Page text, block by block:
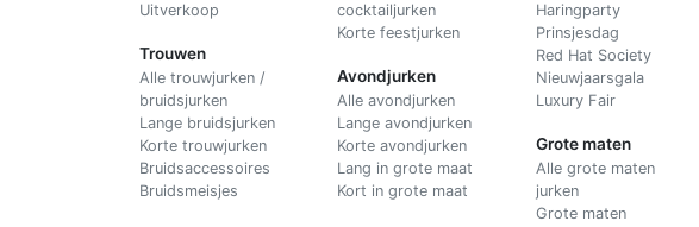
Uitverkoop
Trouwen
Alle trouwjurken /
bruidsjurken
Lange bruidsjurken
Korte trouwjurken
Bruidsaccessoires
Bruidsmeisjes
cocktailjurken
Korte feestjurken
Avondjurken
Alle avondjurken
Lange avondjurken
Korte avondjurken
Lang in grote maat
Kort in grote maat
Haringparty
Prinsjesdag
Red Hat Society
Nieuwjaarsgala
Luxury Fair
Grote maten
Alle grote maten
jurken
Grote maten